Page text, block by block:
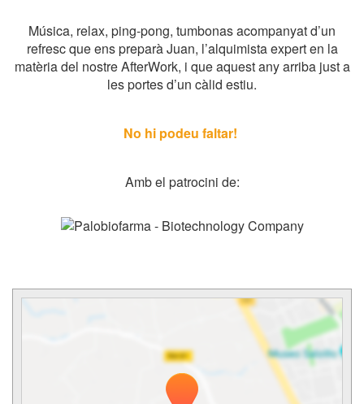
Música, relax, ping-pong, tumbonas acompanyat d’un
refresc que ens preparà Juan, l’alquimista expert en la
matèria del nostre AfterWork, i que aquest any arriba just a
les portes d’un càlid estiu.
No hi podeu faltar!
Amb el patrocini de: